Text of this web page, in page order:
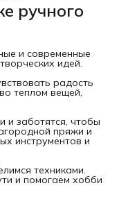
ручного
и современные
идей.
радость
теплом вещей,
и заботятся, чтобы
пряжи и
инструментов и
техниками.
и помогаем хобби